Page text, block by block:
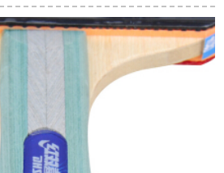
にします。
者に向けて、くまの
逆ゴムムの完成品を
撮影して、1つの星を
入れて、ダブルの逆
ゴムムの単写を撮り